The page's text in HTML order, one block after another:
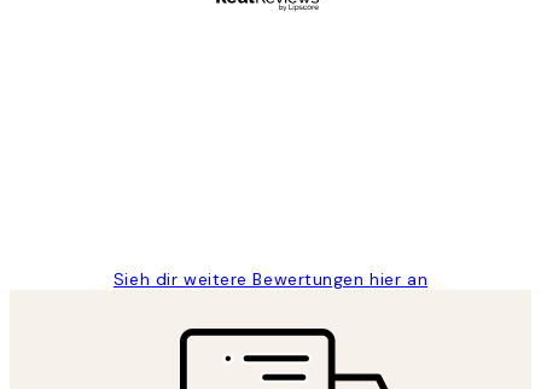
Sieh dir weitere Bewertungen hier an